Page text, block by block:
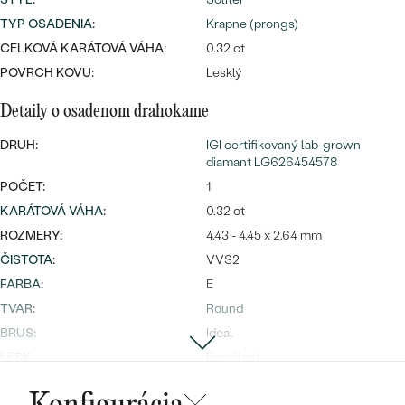
Wave kolekcia
OBJAVIŤ
PODĽA TVARU DRAHOKAMU
NA MIERU
DIAMANTY
náušnice
Personalizované
OBJAVIŤ
Najpredávanejšie
prstene
PREZRIEŤ
TYP OSADENIA:
Krapne (prongs)
CELKOVÁ KARÁTOVÁ VÁHA:
0.32 ct
POVRCH KOVU:
Lesklý
Detaily o osadenom drahokame
DRUH:
IGI certifikovaný lab-grown
diamant LG626454578
POČET:
1
KARÁTOVÁ VÁHA:
0.32 ct
ROZMERY:
4.43 - 4.45 x 2.64 mm
ČISTOTA:
VVS2
FARBA:
E
TVAR:
Round
BRUS:
Ideal
LESK:
Excellent